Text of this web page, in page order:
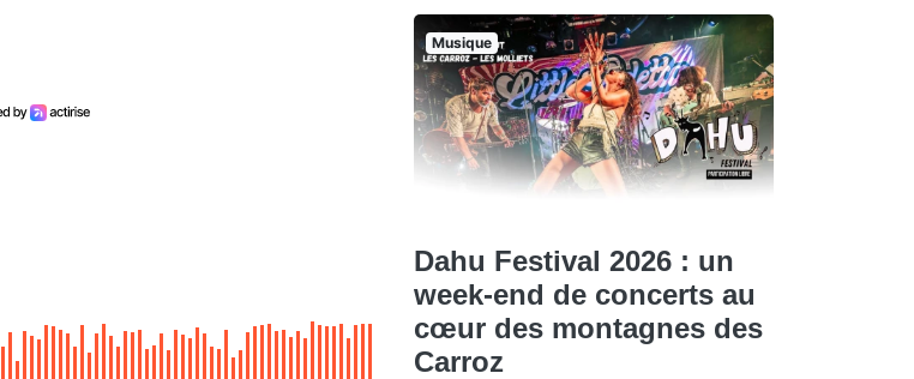
Musique
Dahu Festival 2026 : un
week-end de concerts au
cœur des montagnes des
Carroz